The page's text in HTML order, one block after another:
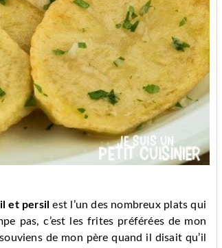
et persil est l’un des nombreux plats qui
pas, c’est les frites préférées de mon
de mon père quand il disait qu’il